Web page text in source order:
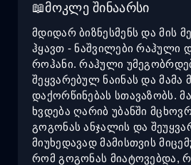
მოკლე შინაარსი
მდიდარ ბიზნესმენს და მის
ჰყავთ - ნაშვილები რაჰული
როჰანი. რაჰული
შეყვარებულ ნაინას და მამა
დაქორწინებას სთავაზობს.
ხვდება ღარიბ უბანში
გოგონას ანჯალის და
მიუხედავად მამისთვის
რომ გოგონას მიატოვებდა,